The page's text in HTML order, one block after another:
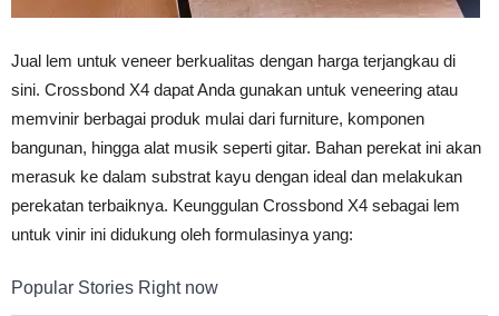
Kering,
Kuat
Jual lem untuk veneer berkualitas dengan harga terjangkau di
sini. Crossbond X4 dapat Anda gunakan untuk veneering atau
memvinir berbagai produk mulai dari furniture, komponen
bangunan, hingga alat musik seperti gitar. Bahan perekat ini akan
merasuk ke dalam substrat kayu dengan ideal dan melakukan
perekatan terbaiknya. Keunggulan Crossbond X4 sebagai lem
untuk vinir ini didukung oleh formulasinya yang:
Popular Stories Right now